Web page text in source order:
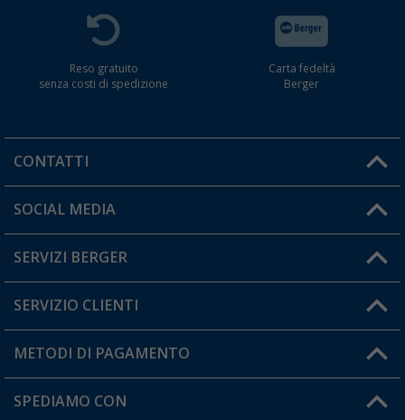
Reso gratuito
senza costi di spedizione
Carta fedeltà
Berger
CONTATTI
Orari di apertura del servizio:
Hai una domanda?
SOCIAL MEDIA
SERVIZI BERGER
Diventare rivenditori
Il mio Account
SERVIZIO CLIENTI
Informazioni sulla spedizione
Resi
METODI DI PAGAMENTO
SPEDIAMO CON